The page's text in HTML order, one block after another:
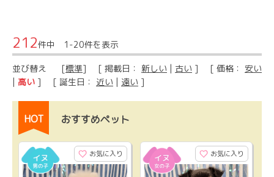
212件中 1-20件を表示
並び替え [標準] [ 掲載日： 新しい | 古い ] [ 価格： 安い
| 高い ] [ 誕生日： 近い | 遠い ]
HOT おすすめペット
お気に入り お気に入り